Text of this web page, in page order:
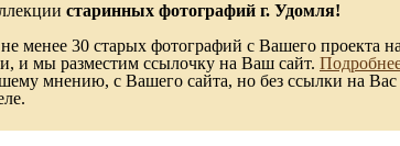
старинных фотографий г. Удомля!
менее 30 старых фотографий с Вашего проекта
и мы разместим ссылочку на Ваш сайт.
мнению, с Вашего сайта, но без ссылки на